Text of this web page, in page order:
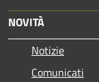
NOVITÀ
Notizie
Comunicati